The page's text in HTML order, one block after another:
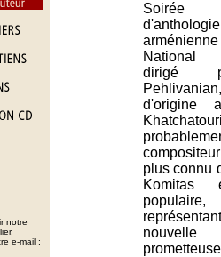
notre
e-mail :
Soirée
National
dirigé
d'origine
plus connu